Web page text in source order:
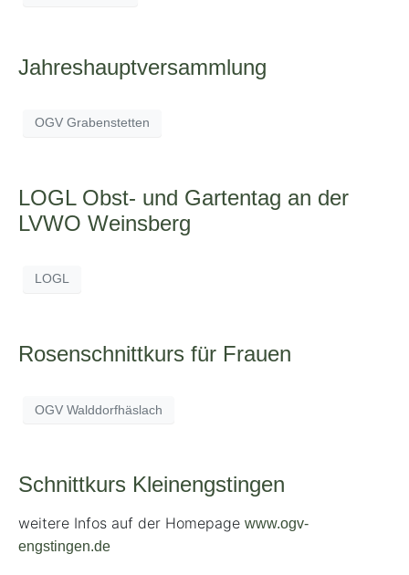
Jahreshauptversammlung
OGV Grabenstetten
LOGL Obst- und Gartentag an der
LVWO Weinsberg
LOGL
Rosenschnittkurs für Frauen
OGV Walddorfhäslach
Schnittkurs Kleinengstingen
weitere Infos auf der Homepage www.ogv-
engstingen.de